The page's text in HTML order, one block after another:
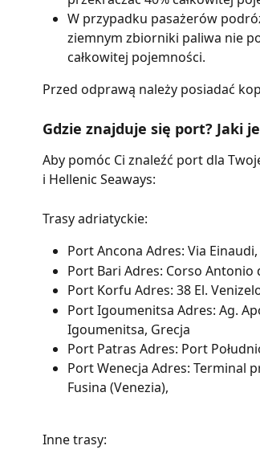
W przypadku pasażerów
ziemnym zbiorniki paliwa nie
całkowitej pojemności.
Przed odprawą należy posiadać
Gdzie znajduje się port? Jaki
Aby pomóc Ci znaleźć port dla
i Hellenic Seaways:
Trasy adriatyckie:
Port Ancona Adres: Via
Port Bari Adres: Corso Antonio
Port Korfu Adres: 38 El.
Port Igoumenitsa Adres: Ag.
Igoumenitsa, Grecja
Port Patras Adres: Port
Port Wenecja Adres: Terminal
Fusina (Venezia),
Inne trasy: